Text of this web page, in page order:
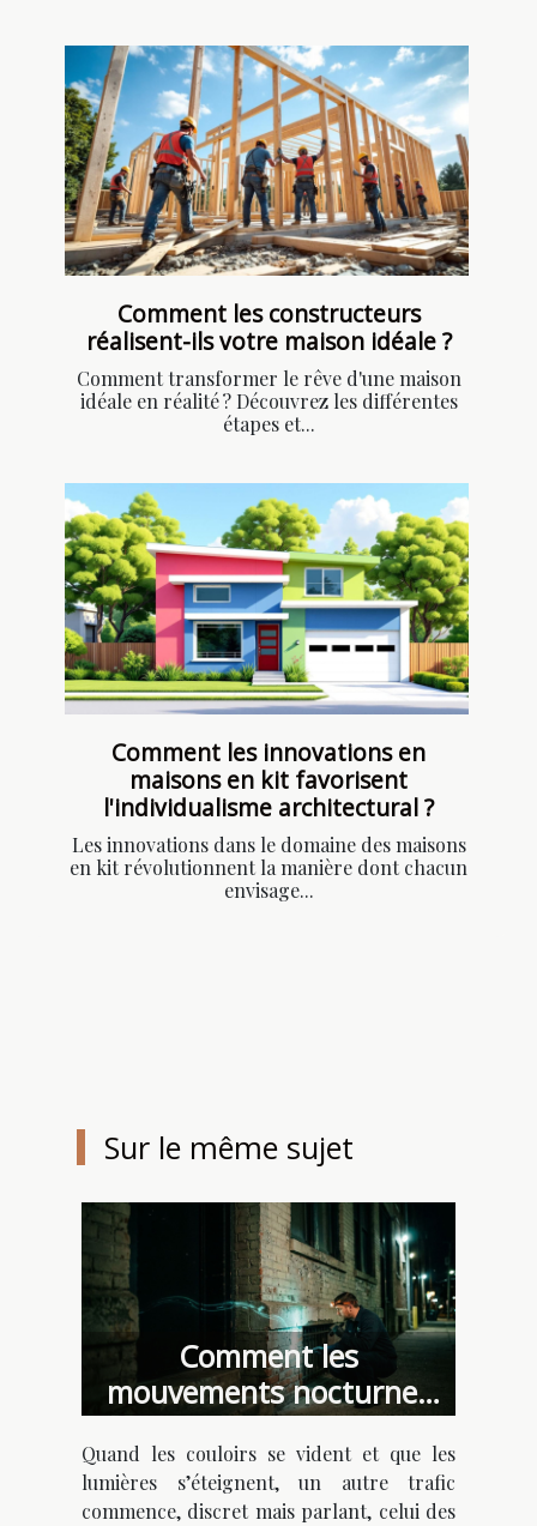
Comment les constructeurs
réalisent-ils votre maison idéale ?
Comment transformer le rêve d'une maison
idéale en réalité ? Découvrez les différentes
étapes et...
Comment les innovations en
maisons en kit favorisent
l'individualisme architectural ?
Les innovations dans le domaine des maisons
en kit révolutionnent la manière dont chacun
envisage...
Sur le même sujet
Comment les
mouvements nocturnes
des nuisibles révèlent les
failles de sécurité d’un
bâtiment
Quand les couloirs se vident et que les
lumières s’éteignent, un autre trafic
commence, discret mais parlant, celui des